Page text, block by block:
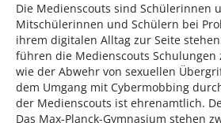
Die Medienscouts sind Schülerinnen
Mitschülerinnen und Schülern bei
ihrem digitalen Alltag zur Seite
führen die Medienscouts Schulungen
wie der Abwehr von sexuellen
dem Umgang mit Cybermobbing
der Medienscouts ist ehrenamtlich.
Das Max-Planck-Gymnasium stehen